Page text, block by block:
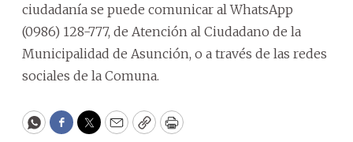
ciudadanía se puede comunicar al WhatsApp
(0986) 128-777, de Atención al Ciudadano de la
Municipalidad de Asunción, o a través de las redes
sociales de la Comuna.
WhatsApp
Facebook
Twitter
EmailCopyPrint